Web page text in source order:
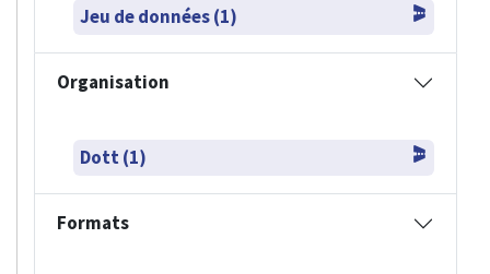
Jeu de données (1)
Organisation
Dott (1)
Formats